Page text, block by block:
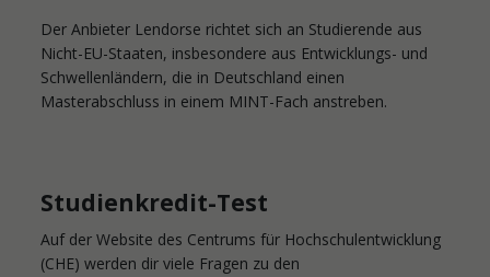
Der Anbieter Lendorse richtet sich an Studierende aus
Nicht-EU-Staaten, insbesondere aus Entwicklungs- und
Schwellenländern, die in Deutschland einen
Masterabschluss in einem MINT-Fach anstreben.
Studienkredit-Test
Auf der Website des Centrums für Hochschulentwicklung
(CHE) werden dir viele Fragen zu den